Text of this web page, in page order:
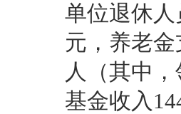
单位退休
元，养老
人（其中
基金收入